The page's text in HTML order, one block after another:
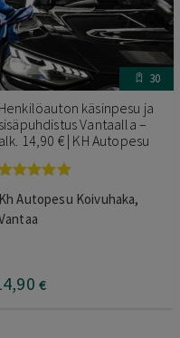
30
Henkilöauton käsinpesu ja
sisäpuhdistus Vantaalla –
alk. 14,90 € | KH Autopesu
tuotteesta:
/ 5
Kh Autopesu Koivuhaka,
,90 €